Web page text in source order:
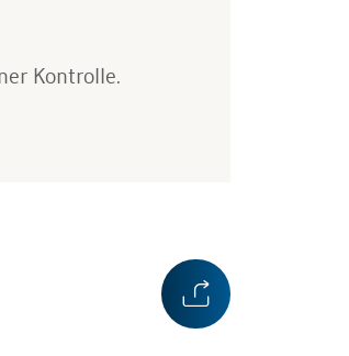
Kontrolle.